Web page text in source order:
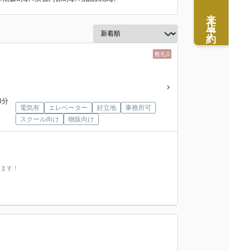
敷礼0
分
電気有 エレベーター 好立地
事務所可
スクール向け
物販向け
す！
来店予約